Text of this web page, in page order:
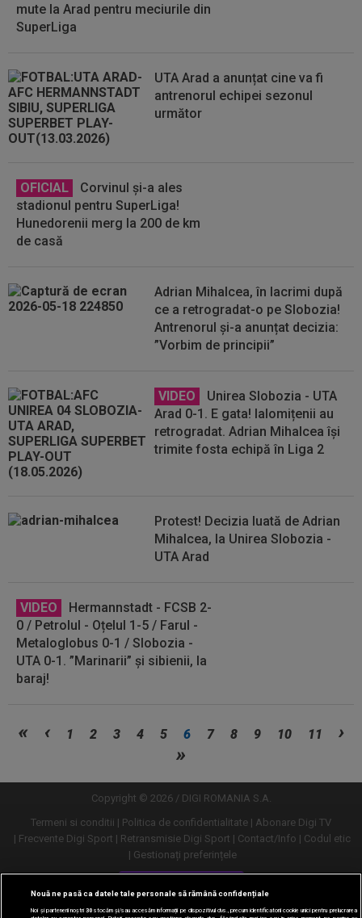
mute la Arad pentru meciurile din
SuperLiga
UTA Arad a anunțat cine va fi
antrenorul echipei sezonul
următor
OFICIAL
Corvinul și-a ales
stadionul pentru SuperLiga!
Hunedorenii merg la 200 de km
de casă
Adrian Mihalcea, în lacrimi după
ce a retrogradat-o pe Slobozia!
Antrenorul și-a anunțat decizia:
”Vorbim de principii”
VIDEO
Unirea Slobozia - UTA
Arad 0-1. E gata! Ialomițenii au
retrogradat. Adrian Mihalcea își
trimite fosta echipă în Liga 2
Protest! Decizia luată de Adrian
Mihalcea, la Unirea Slobozia -
UTA Arad
VIDEO
Hermannstadt - FCSB 2-
0 / Petrolul - Oțelul 1-5 / Farul -
Metaloglobus 0-1 / Slobozia -
UTA 0-1. ”Marinarii” și sibienii, la
baraj!
Vezi
1 2 3 4 5 6 7 8 9 10 11
Copyright © 2026 / DIGI ROMANIA S.A.
Termeni si conditii
Politica de confidentialitate
Abonare Digi TV
Frecvente Digi Sport
Retransmisie Digi Sport Contact/Info
Codul etic
Gestionați preferințele
Versiune desktop
Nouă ne pasă ca datele tale personale să rămână confidențiale
Noi și partenerii noștri30stocăm și/sau accesăm informații pe dispozitivul dvs., precum identificatorii cookie unici pentru prelucrarea